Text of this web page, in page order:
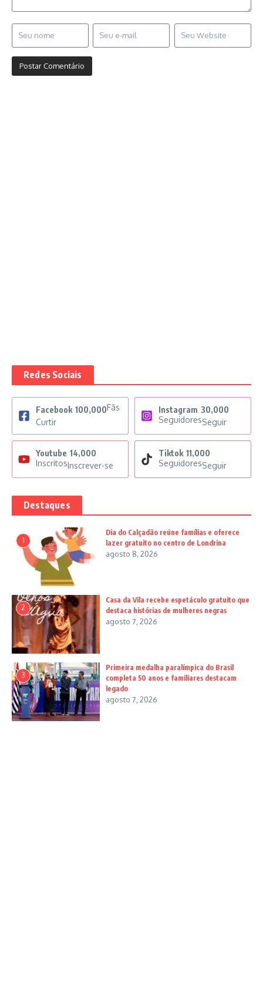
Redes Sociais
Facebook 100,000Fãs
Curtir
Instagram 30,000
SeguidoresSeguir
Youtube 14,000
Inscritos Inscrever-se
Tiktok 11,000
SeguidoresSeguir
Destaques
1
Dia do Calçadão reúne famílias e oferece
lazer gratuito no centro de Londrina
agosto 8, 2026
2
Casa da Vila recebe espetáculo gratuito que
destaca histórias de mulheres negras
agosto 7, 2026
3
Primeira medalha paralímpica do Brasil
completa 50 anos e familiares destacam
legado
agosto 7, 2026